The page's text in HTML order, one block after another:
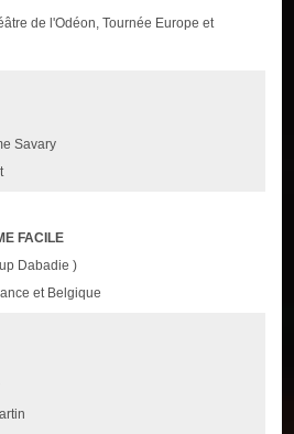
de l'Odéon, Tournée Europe et
Savary
FACILE
Dabadie )
et Belgique